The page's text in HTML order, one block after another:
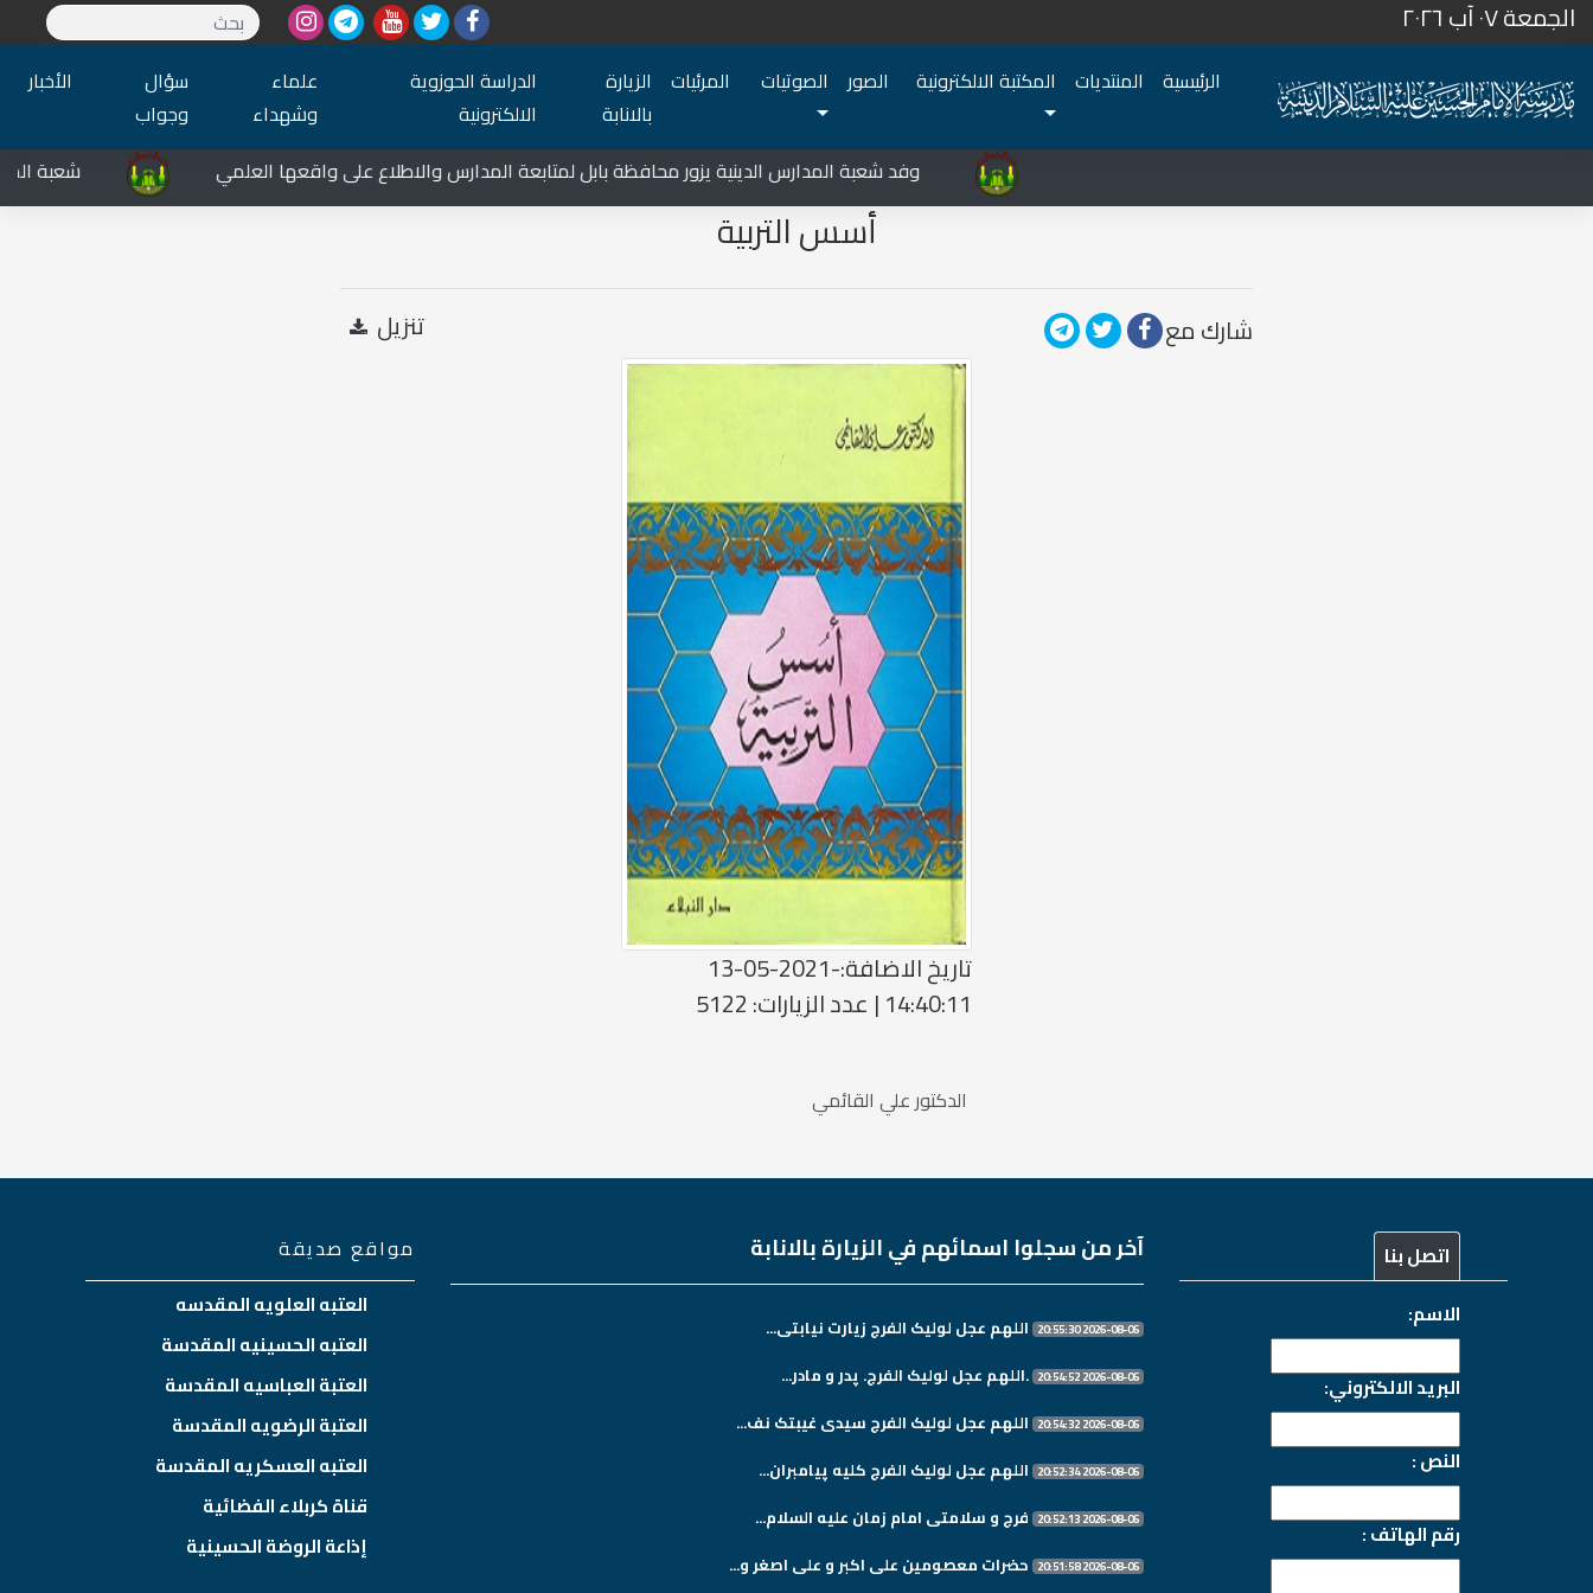
الجمعة ٠٧ آب ٢٠٢٦
الرئيسية المنتديات المكتبة الالكترونية الصور الصوتيات المرئيات الزيارة
بالانابة
الدراسة الحوزوية
الالكترونية
علماء
وشهداء
سؤال
وجواب
الأخبار
وفد شعبة المدارس الدينية يزور محافظة بابل لمتابعة المدارس والاطلاع على واقعها العلمي شعبة
أسس التربية
شارك مع تنزيل
تاريخ الاضافة:-2021-05-13
14:40:11 | عدد الزيارات: 5122
الدكتور علي القائمي
اتصل بنا
الاسم:
البريد الالكتروني:
النص :
رقم الهاتف :
آخر من سجلوا اسمائهم في الزيارة بالانابة
2026-08-06 20:55:30 اللهم عجل لولیک الفرج زیارت نیابتی...
2026-08-06 20:54:52 .اللهم عجل لولیک الفرج. پدر و مادر...
2026-08-06 20:54:32 اللهم عجل لولیک الفرج سیدی غیبتک نف...
2026-08-06 20:52:34 اللهم عجل لولیک الفرج کلیه پیامبران...
2026-08-06 20:52:13 فرج و سلامتی امام زمان علیه السلام...
2026-08-06 20:51:58 حضرات معصومین علی اکبر و علی اصغر و...
مواقع صديقة
العتبه العلويه المقدسه
العتبه الحسينيه المقدسة
العتبة العباسيه المقدسة
العتبة الرضويه المقدسة
العتبه العسكريه المقدسة
قناة كربلاء الفضائية
إذاعة الروضة الحسينية